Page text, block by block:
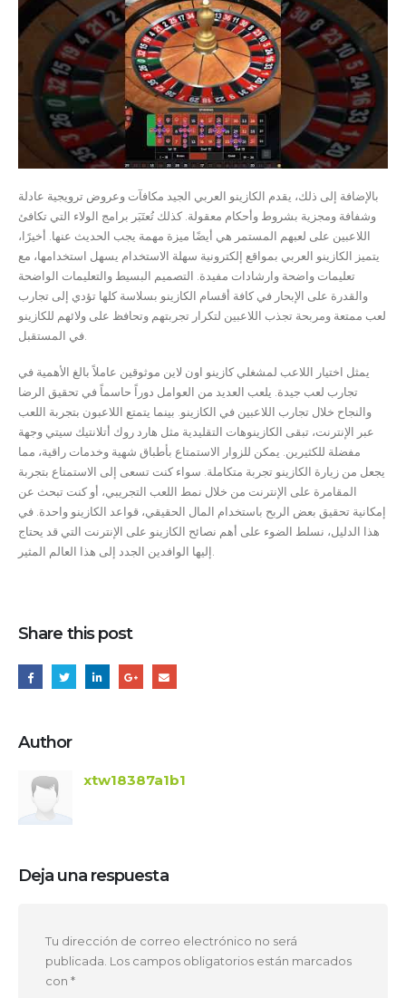
بالإضافة إلى ذلك، يقدم الكازينو العربي الجيد مكافآت وعروض ترويجية عادلة
وشفافة ومجزية بشروط وأحكام معقولة. كذلك تُعتَبَر برامج الولاء التي تكافئ
اللاعبين على لعبهم المستمر هي أيضًا ميزة مهمة يجب الحديث عنها. أخيرًا،
يتميز الكازينو العربي بمواقع إلكترونية سهلة الاستخدام يسهل استخدامها، مع
تعليمات واضحة وارشادات مفيدة. التصميم البسيط والتعليمات الواضحة
والقدرة على الإبحار في كافة أقسام الكازينو بسلاسة كلها تؤدي إلى تجارب
لعب ممتعة ومربحة تجذب اللاعبين لتكرار تجربتهم وتحافظ على ولائهم للكازينو
يمثل اختيار اللاعب لمشغلي كازينو اون لاين موثوقين عاملاً بالغ الأهمية في
تجارب لعب جيدة. يلعب العديد من العوامل دوراً حاسماً في تحقيق الرضا
والنجاح خلال تجارب اللاعبين في الكازينو. بينما يتمتع اللاعبون بتجربة اللعب
عبر الإنترنت، تبقى الكازينوهات التقليدية مثل هارد روك أتلانتيك سيتي وجهة
مفضلة للكثيرين. يمكن للزوار الاستمتاع بأطباق شهية وخدمات راقية، مما
يجعل من زيارة الكازينو تجربة متكاملة. سواء كنت تسعى إلى الاستمتاع بتجربة
المقامرة على الإنترنت من خلال نمط اللعب التجريبي، أو كنت تبحث عن
إمكانية تحقيق بعض الربح باستخدام المال الحقيقي، قواعد الكازينو واحدة. في
هذا الدليل، نسلط الضوء على أهم نصائح الكازينو على الإنترنت التي قد يحتاج
Share this post
Author
xtw18387a1b1
Deja una respuesta
Tu dirección de correo electrónico no será
publicada. Los campos obligatorios están marcados
con *